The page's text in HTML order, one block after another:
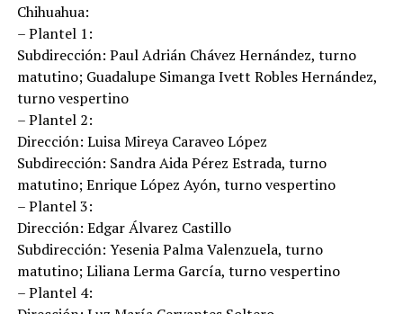
Chihuahua:
– Plantel 1:
Subdirección: Paul Adrián Chávez Hernández, turno
matutino; Guadalupe Simanga Ivett Robles Hernández,
turno vespertino
– Plantel 2:
Dirección: Luisa Mireya Caraveo López
Subdirección: Sandra Aida Pérez Estrada, turno
matutino; Enrique López Ayón, turno vespertino
– Plantel 3:
Dirección: Edgar Álvarez Castillo
Subdirección: Yesenia Palma Valenzuela, turno
matutino; Liliana Lerma García, turno vespertino
– Plantel 4: